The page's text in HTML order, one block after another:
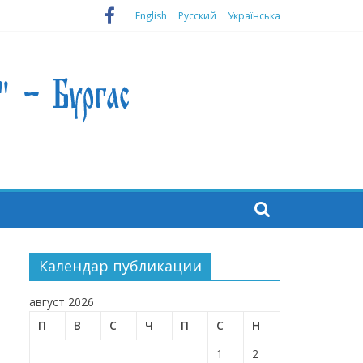
English Русский Українська
Календар публикации
август 2026
П
В С Ч П С
Н
1
2